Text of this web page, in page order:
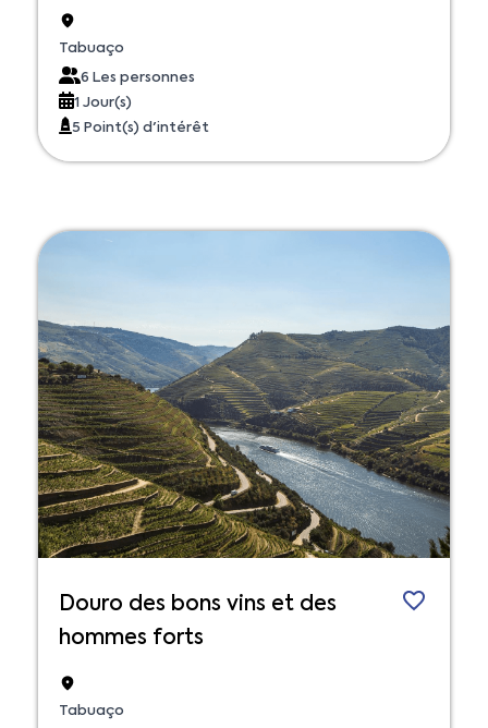
Tabuaço
6 Les personnes
1 Jour(s)
5 Point(s) d'intérêt
Douro des bons vins et des
hommes forts
Tabuaço